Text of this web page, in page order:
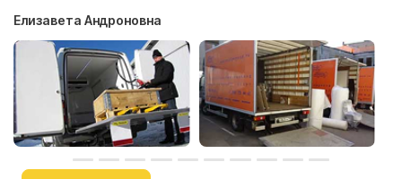
Елизавета Андроновна